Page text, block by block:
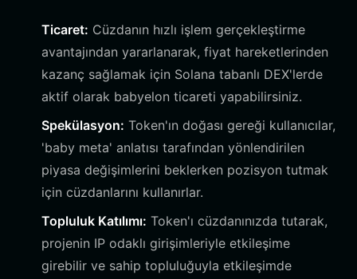
Ticaret: Cüzdanın hızlı işlem gerçekleştirme
avantajından yararlanarak, fiyat hareketlerinden
kazanç sağlamak için Solana tabanlı DEX'lerde
aktif olarak babyelon ticareti yapabilirsiniz.
Spekülasyon: Token'ın doğası gereği kullanıcılar,
'baby meta' anlatısı tarafından yönlendirilen
piyasa değişimlerini beklerken pozisyon tutmak
için cüzdanlarını kullanırlar.
Topluluk Katılımı: Token'ı cüzdanınızda tutarak,
projenin IP odaklı girişimleriyle etkileşime
girebilir ve sahip topluluğuyla etkileşimde